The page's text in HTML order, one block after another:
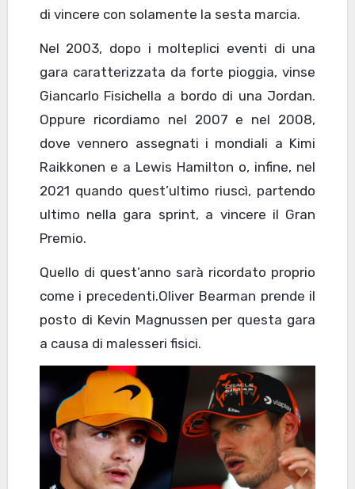
di vincere con solamente la sesta marcia.
Nel 2003, dopo i molteplici eventi di una
gara caratterizzata da forte pioggia, vinse
Giancarlo Fisichella a bordo di una Jordan.
Oppure ricordiamo nel 2007 e nel 2008,
dove vennero assegnati i mondiali a Kimi
Raikkonen e a Lewis Hamilton o, infine, nel
2021 quando quest’ultimo riuscì, partendo
ultimo nella gara sprint, a vincere il Gran
Premio.
Quello di quest’anno sarà ricordato proprio
come i precedenti.Oliver Bearman prende il
posto di Kevin Magnussen per questa gara
a causa di malesseri fisici.